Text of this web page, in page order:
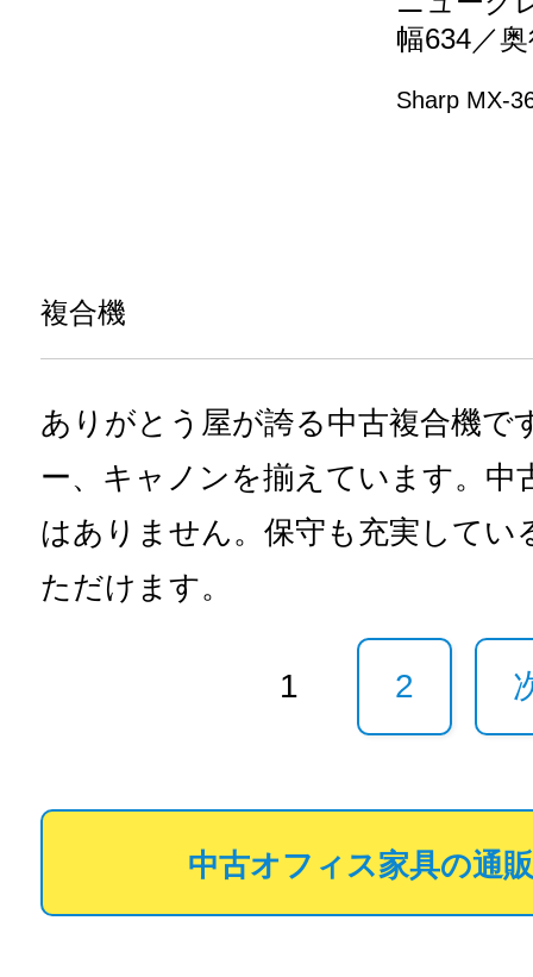
幅634／
Sharp MX-
複合機
ありがとう屋が誇る中古複合機で
ー、キャノンを揃えています。中
はありません。保守も充実してい
ただけます。
1 2
中古オフィス家具の通